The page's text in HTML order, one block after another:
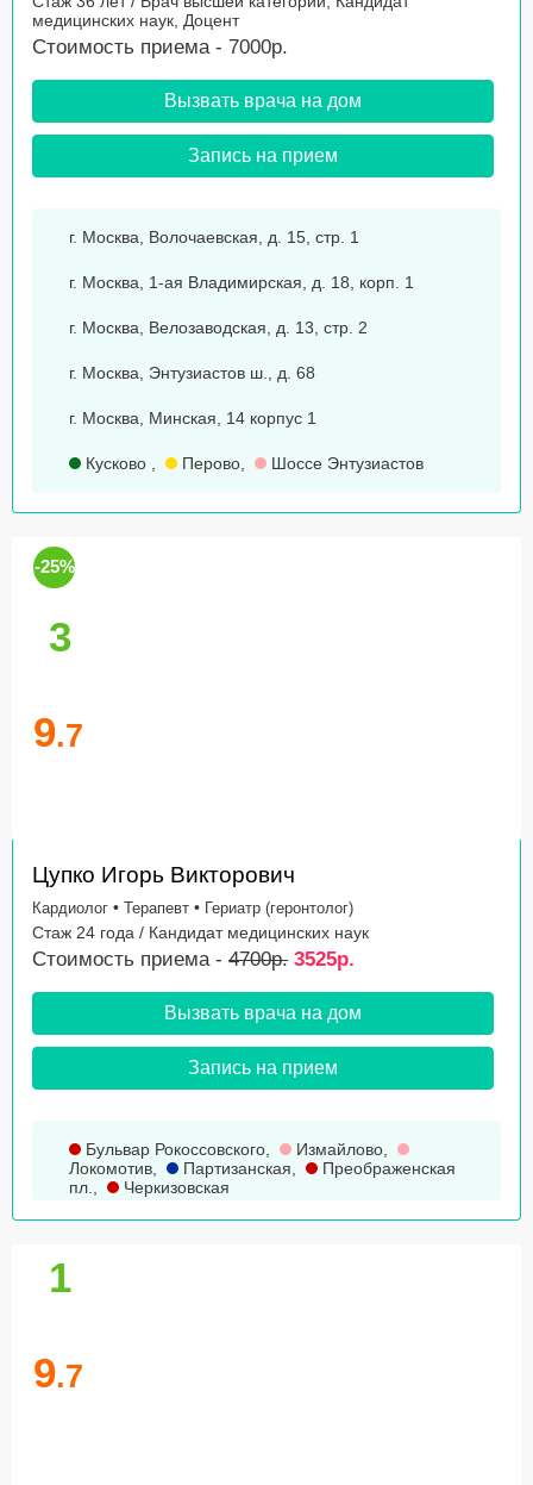
медицинских наук, Доцент
Стоимость приема - 7000р.
Вызвать врача на дом
Запись на прием
г. Москва, Волочаевская, д. 15, стр. 1
г. Москва, 1-ая Владимирская, д. 18, корп. 1
г. Москва, Велозаводская, д. 13, стр. 2
г. Москва, Энтузиастов ш., д. 68
г. Москва, Минская, 14 корпус 1
Кусково , Перово, Шоссе Энтузиастов
-25%
3
9.7
Цупко Игорь Викторович
Кардиолог • Терапевт • Гериатр (геронтолог)
Стаж 24 года / Кандидат медицинских наук
Стоимость приема - 4700р. 3525р.
Вызвать врача на дом
Запись на прием
Бульвар Рокоссовского, Измайлово,
Локомотив, Партизанская,
Преображенская
пл., Черкизовская
1
9.7